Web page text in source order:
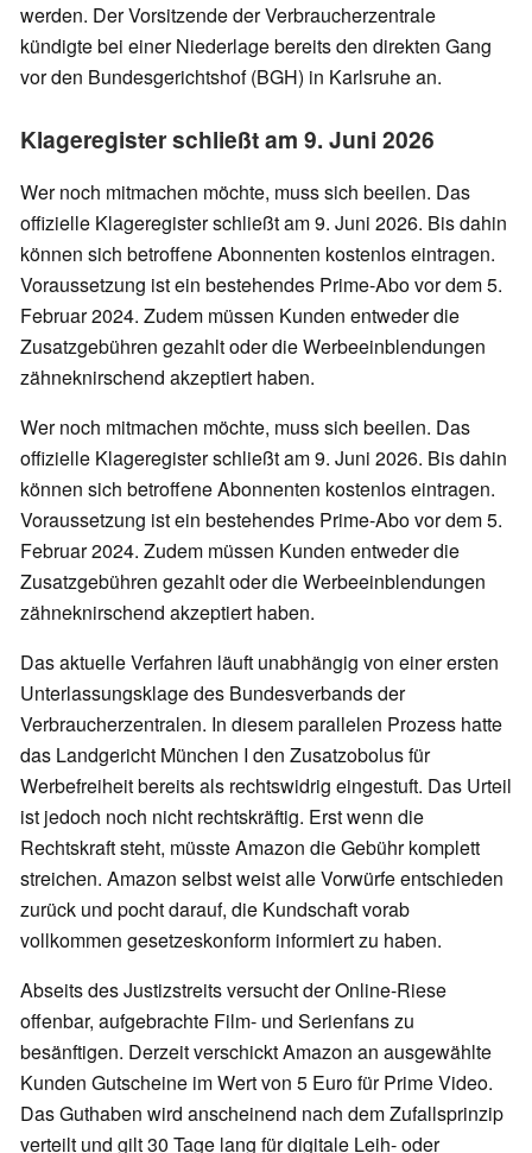
werden. Der Vorsitzende der Verbraucherzentrale
kündigte bei einer Niederlage bereits den direkten Gang
vor den Bundesgerichtshof (BGH) in Karlsruhe an.
Klageregister schließt am 9. Juni 2026
Wer noch mitmachen möchte, muss sich beeilen. Das
offizielle Klageregister schließt am 9. Juni 2026. Bis dahin
können sich betroffene Abonnenten kostenlos eintragen.
Voraussetzung ist ein bestehendes Prime-Abo vor dem 5.
Februar 2024. Zudem müssen Kunden entweder die
Zusatzgebühren gezahlt oder die Werbeeinblendungen
zähneknirschend akzeptiert haben.
Wer noch mitmachen möchte, muss sich beeilen. Das
offizielle Klageregister schließt am 9. Juni 2026. Bis dahin
können sich betroffene Abonnenten kostenlos eintragen.
Voraussetzung ist ein bestehendes Prime-Abo vor dem 5.
Februar 2024. Zudem müssen Kunden entweder die
Zusatzgebühren gezahlt oder die Werbeeinblendungen
zähneknirschend akzeptiert haben.
Das aktuelle Verfahren läuft unabhängig von einer ersten
Unterlassungsklage des Bundesverbands der
Verbraucherzentralen. In diesem parallelen Prozess hatte
das Landgericht München I den Zusatzobolus für
Werbefreiheit bereits als rechtswidrig eingestuft. Das Urteil
ist jedoch noch nicht rechtskräftig. Erst wenn die
Rechtskraft steht, müsste Amazon die Gebühr komplett
streichen. Amazon selbst weist alle Vorwürfe entschieden
zurück und pocht darauf, die Kundschaft vorab
vollkommen gesetzeskonform informiert zu haben.
Abseits des Justizstreits versucht der Online-Riese
offenbar, aufgebrachte Film- und Serienfans zu
besänftigen. Derzeit verschickt Amazon an ausgewählte
Kunden Gutscheine im Wert von 5 Euro für Prime Video.
Das Guthaben wird anscheinend nach dem Zufallsprinzip
verteilt und gilt 30 Tage lang für digitale Leih- oder